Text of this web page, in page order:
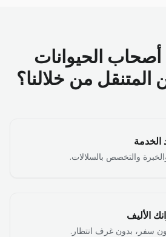
أصحاب الحيوانات
المتنقل من خلالنا؟
الخدمة
والتخصص بالسلالات.
الأليف
سفر، بدون غرف انتظار.